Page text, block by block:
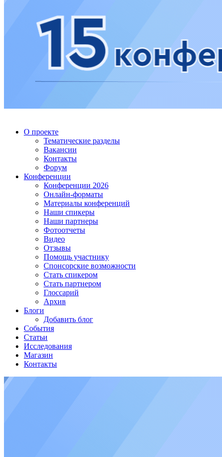
О проекте
Тематические разделы
Вакансии
Контакты
Форум
Конференции
Конференции 2026
Онлайн-форматы
Материалы конференций
Наши спикеры
Наши партнеры
Фотоотчеты
Видео
Отзывы
Помощь участнику
Спонсорские возможности
Стать спикером
Стать партнером
Глоссарий
Архив
Блоги
Добавить блог
События
Статьи
Исследования
Магазин
Контакты